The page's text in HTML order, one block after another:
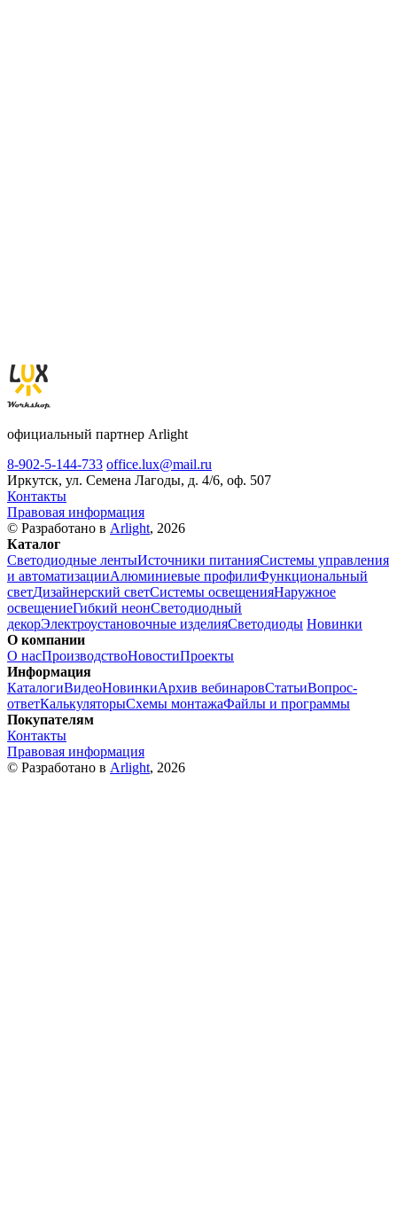
официальный партнер Arlight
8-902-5-144-733 office.lux@mail.ru
Иркутск, ул. Семена Лагоды, д. 4/6, оф. 507
Контакты
Правовая информация
© Разработано в Arlight, 2026
Каталог
Светодиодные лентыИсточники питанияСистемы управления
и автоматизацииАлюминиевые профилиФункциональный
светДизайнерский светСистемы освещенияНаружное
освещениеГибкий неонСветодиодный
декорЭлектроустановочные изделияСветодиоды Новинки
О компании
О насПроизводствоНовостиПроекты
Информация
КаталогиВидеоНовинкиАрхив вебинаровСтатьиВопрос-
ответКалькуляторыСхемы монтажаФайлы и программы
Покупателям
Контакты
Правовая информация
© Разработано в Arlight, 2026